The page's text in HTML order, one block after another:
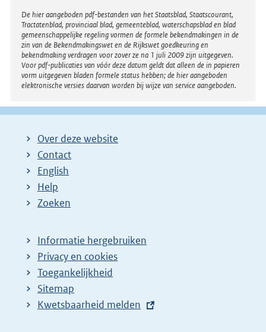
Disclaimer
De hier aangeboden pdf-bestanden van het Staatsblad, Staatscourant,
Tractatenblad, provinciaal blad, gemeenteblad, waterschapsblad en blad
gemeenschappelijke regeling vormen de formele bekendmakingen in de
zin van de Bekendmakingswet en de Rijkswet goedkeuring en
bekendmaking verdragen voor zover ze na 1 juli 2009 zijn uitgegeven.
Voor pdf-publicaties van vóór deze datum geldt dat alleen de in papieren
vorm uitgegeven bladen formele status hebben; de hier aangeboden
elektronische versies daarvan worden bij wijze van service aangeboden.
Over deze website
Contact
English
Help
Zoeken
Informatie hergebruiken
Privacy en cookies
Toegankelijkheid
Sitemap
E
Kwetsbaarheid melden